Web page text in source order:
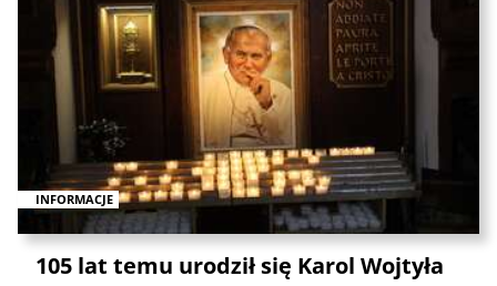
INFORMACJE
105 lat temu urodził się Karol Wojtyła